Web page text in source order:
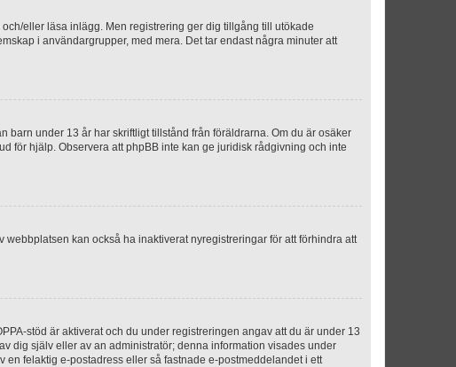
eller läsa inlägg. Men registrering ger dig tillgång till utökade
i användargrupper, med mera. Det tar endast några minuter att
barn under 13 år har skriftligt tillstånd från föräldrarna. Om du är osäker
för hjälp. Observera att phpBB inte kan ge juridisk rådgivning och inte
kan också ha inaktiverat nyregistreringar för att förhindra att
stöd är aktiverat och du under registreringen angav att du är under 13
dig själv eller av an administratör; denna information visades under
felaktig e-postadress eller så fastnade e-postmeddelandet i ett